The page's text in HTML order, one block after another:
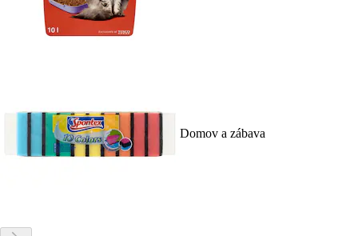
Domov a zábava